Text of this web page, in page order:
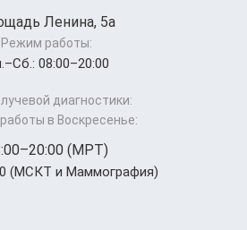
Ленина, 5а
Режим работы:
08:00–20:00
диагностики:
в Воскресенье:
(МРТ)
(МСКТ и Маммография)